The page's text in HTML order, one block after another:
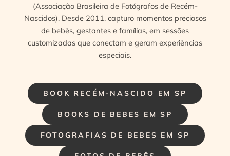
BOOK RECÉM-NASCIDO EM SP
BOOKS DE BEBES EM SP
FOTOGRAFIAS DE BEBES EM SP
(Associação Brasileira de Fotógrafos de Recém-
Nascidos). Desde 2011, capturo momentos preciosos
de bebês, gestantes e famílias, em sessões
customizadas que conectam e geram experiências
especiais.